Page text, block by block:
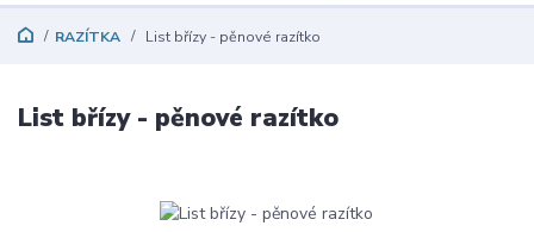
RAZÍTKA List břízy - pěnové razítko
List břízy - pěnové razítko